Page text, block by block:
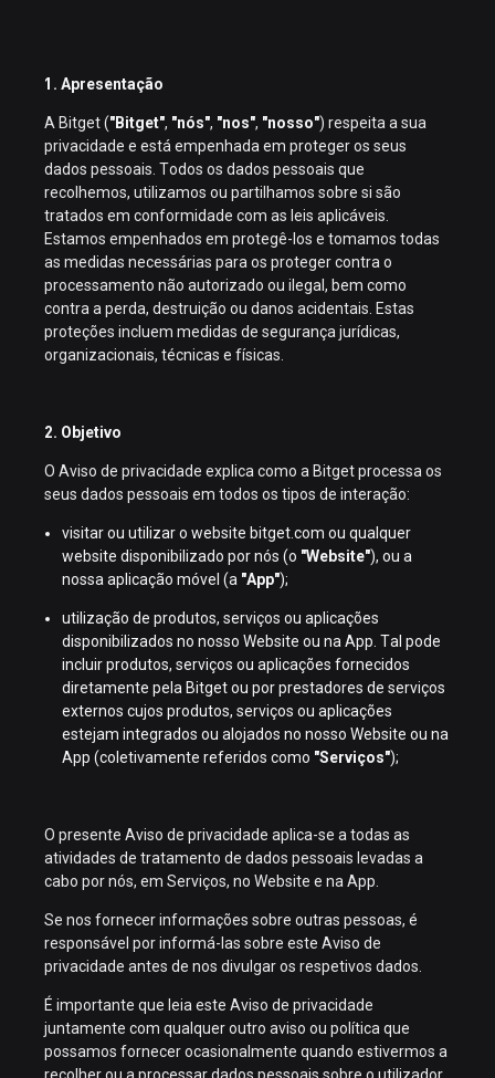
1. Apresentação
A Bitget ("Bitget", "nós", "nos", "nosso") respeita a sua
privacidade e está empenhada em proteger os seus
dados pessoais. Todos os dados pessoais que
recolhemos, utilizamos ou partilhamos sobre si são
tratados em conformidade com as leis aplicáveis.
Estamos empenhados em protegê-los e tomamos todas
as medidas necessárias para os proteger contra o
processamento não autorizado ou ilegal, bem como
contra a perda, destruição ou danos acidentais. Estas
proteções incluem medidas de segurança jurídicas,
organizacionais, técnicas e físicas.
2. Objetivo
O Aviso de privacidade explica como a Bitget processa os
seus dados pessoais em todos os tipos de interação:
visitar ou utilizar o website bitget.com ou qualquer
website disponibilizado por nós (o "Website"), ou a
nossa aplicação móvel (a "App");
utilização de produtos, serviços ou aplicações
disponibilizados no nosso Website ou na App. Tal pode
incluir produtos, serviços ou aplicações fornecidos
diretamente pela Bitget ou por prestadores de serviços
externos cujos produtos, serviços ou aplicações
estejam integrados ou alojados no nosso Website ou na
App (coletivamente referidos como "Serviços");
O presente Aviso de privacidade aplica-se a todas as
atividades de tratamento de dados pessoais levadas a
cabo por nós, em Serviços, no Website e na App.
Se nos fornecer informações sobre outras pessoas, é
responsável por informá-las sobre este Aviso de
privacidade antes de nos divulgar os respetivos dados.
É importante que leia este Aviso de privacidade
juntamente com qualquer outro aviso ou política que
possamos fornecer ocasionalmente quando estivermos a